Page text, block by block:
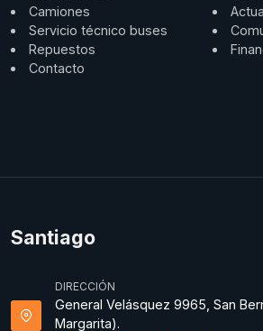
Camiones
Servicio técnico buses
Repuestos
Contacto
Santiago
DIRECCIÓN
General Velásquez 9965, San
Margarita).